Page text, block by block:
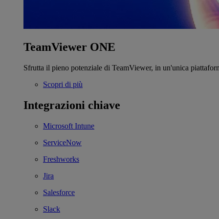
TeamViewer ONE
Sfrutta il pieno potenziale di TeamViewer, in un'unica
Scopri di più
Integrazioni chiave
Microsoft Intune
ServiceNow
Freshworks
Jira
Salesforce
Slack